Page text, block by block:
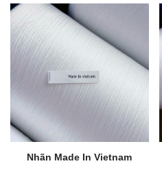
Nhãn Made In Vietnam